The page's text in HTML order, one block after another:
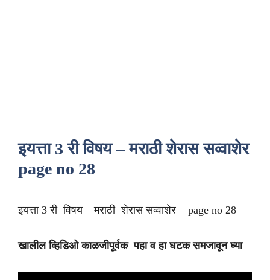
इयत्ता 3 री विषय – मराठी शेरास सव्वाशेर
page no 28
इयत्ता 3 री विषय – मराठी शेरास सव्वाशेर page no 28
खालील व्हिडिओ काळजीपूर्वक पहा व हा घटक समजावून घ्या